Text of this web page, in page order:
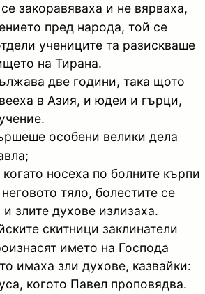
закоравяваха и не вярваха,
пред народа, той се
учениците та разискваше
на Тирана.
две години, така щото
в Азия, и юдеи и гърци,
особени велики дела
носеха по болните кърпи
тяло, болестите се
злите духове излизаха.
скитници заклинатели
името на Господа
имаха зли духове, казвайки:
когото Павел проповядва.